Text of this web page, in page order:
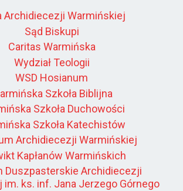
Archidiecezji Warmińskiej
Sąd Biskupi
Caritas Warmińska
Wydział Teologii
WSD Hosianum
Szkoła Biblijna
Szkoła Duchowości
Szkoła Katechistów
Archidiecezji Warmińskiej
Kapłanów Warmińskich
Duszpasterskie Archidiecezji
im. ks. inf. Jana Jerzego Górnego